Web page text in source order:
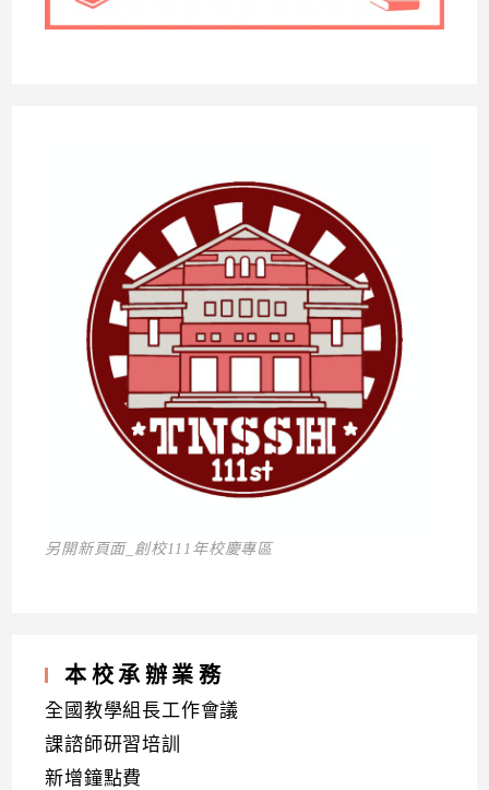
另開新頁面_創校111年校慶專區
本校承辦業務
全國教學組長工作會議
課諮師研習培訓
新增鐘點費